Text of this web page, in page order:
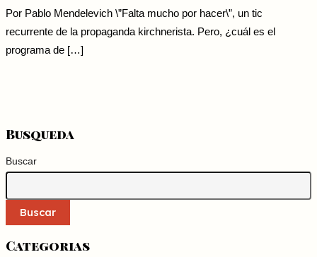
Por Pablo Mendelevich \”Falta mucho por hacer\”, un tic
recurrente de la propaganda kirchnerista. Pero, ¿cuál es el
programa de […]
Busqueda
Buscar
Buscar
Categorias